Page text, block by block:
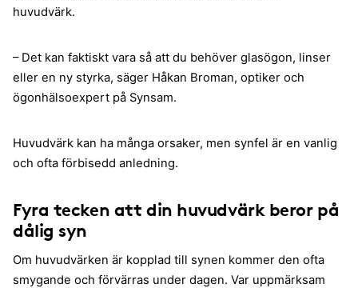
huvudvärk.
– Det kan faktiskt vara så att du behöver glasögon, linser
eller en ny styrka, säger Håkan Broman, optiker och
ögonhälsoexpert på Synsam.
Huvudvärk kan ha många orsaker, men synfel är en vanlig
och ofta förbisedd anledning.
Fyra tecken att din huvudvärk beror på
dålig syn
Om huvudvärken är kopplad till synen kommer den ofta
smygande och förvärras under dagen. Var uppmärksam